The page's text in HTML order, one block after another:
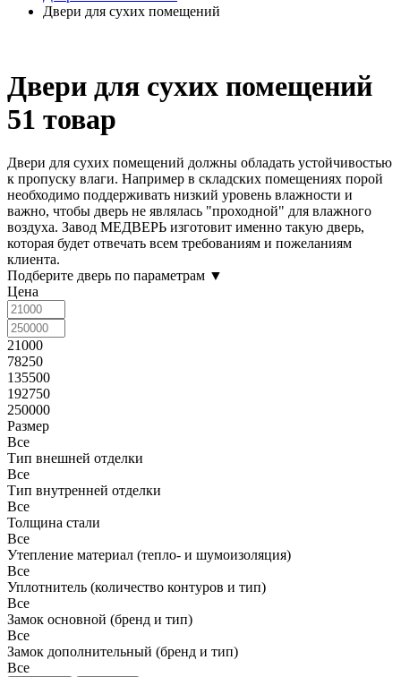
Двери для сухих помещений
Двери для сухих помещений
51 товар
Двери для сухих помещений должны обладать устойчивостью
к пропуску влаги. Например в складских помещениях порой
необходимо поддерживать низкий уровень влажности и
важно, чтобы дверь не являлась "проходной" для влажного
воздуха. Завод МЕДВЕРЬ изготовит именно такую дверь,
которая будет отвечать всем требованиям и пожеланиям
клиента.
Подберите дверь по параметрам ▼
Цена
21000
78250
135500
192750
250000
Размер
Все
Тип внешней отделки
Все
Тип внутренней отделки
Все
Толщина стали
Все
Утепление материал (тепло- и шумоизоляция)
Все
Уплотнитель (количество контуров и тип)
Все
Замок основной (бренд и тип)
Все
Замок дополнительный (бренд и тип)
Все